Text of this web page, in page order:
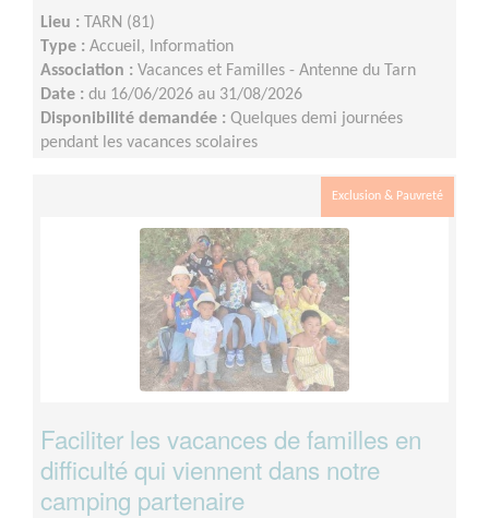
Lieu : TARN (81)
Type : Accueil, Information
Association : Vacances et Familles - Antenne du Tarn
Date : du 16/06/2026 au 31/08/2026
Disponibilité demandée : Quelques demi journées
pendant les vacances scolaires
Exclusion & Pauvreté
Faciliter les vacances de familles en
difficulté qui viennent dans notre
camping partenaire